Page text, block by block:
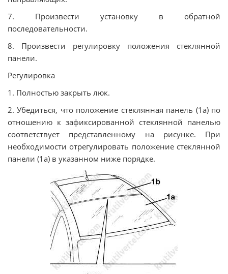
7. Произвести установку в обратной
последовательности.
8. Произвести регулировку положения стеклянной
панели.
Регулировка
1. Полностью закрыть люк.
2. Убедиться, что положение стеклянная панель (1а) по
отношению к зафиксированной стеклянной панелью
соответствует представленному на рисунке. При
необходимости отрегулировать положение стеклянной
панели (1а) в указанном ниже порядке.